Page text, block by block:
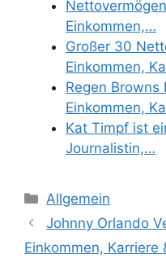
Einkommen,…
Großer 30
Einkommen,
Regen Browns
Einkommen,
Kat Timpf ist
Journalistin,…
Categories
Allgemein
Johnny Orlando
Einkommen, Karriere